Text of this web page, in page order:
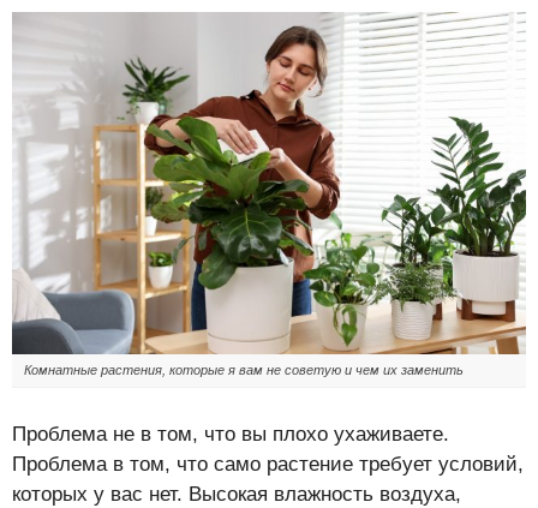
Комнатные растения, которые я вам не советую и чем их заменить
Проблема не в том, что вы плохо ухаживаете.
Проблема в том, что само растение требует условий,
которых у вас нет. Высокая влажность воздуха,